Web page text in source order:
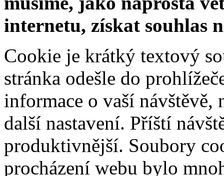
internetu, získat souhlas
Cookie je krátký textový
stránka odešle do
informace o vaší
další nastavení. Příští
produktivnější. Soubory
procházení webu bylo